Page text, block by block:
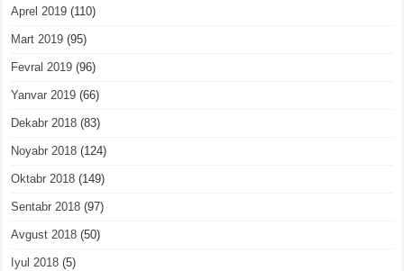
Aprel 2019 (110)
Mart 2019 (95)
Fevral 2019 (96)
Yanvar 2019 (66)
Dekabr 2018 (83)
Noyabr 2018 (124)
Oktabr 2018 (149)
Sentabr 2018 (97)
Avgust 2018 (50)
Iyul 2018 (5)